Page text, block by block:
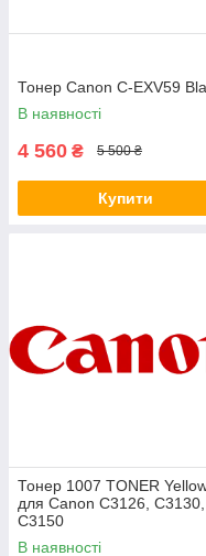
Тонер Canon C-EXV59
В наявності
4 560 ₴ 5 500 ₴
Купити
Тонер 1007 TONER
для Canon C3126, C3130,
C3150
В наявності